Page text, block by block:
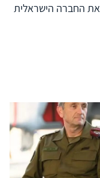
החברה הישראלית